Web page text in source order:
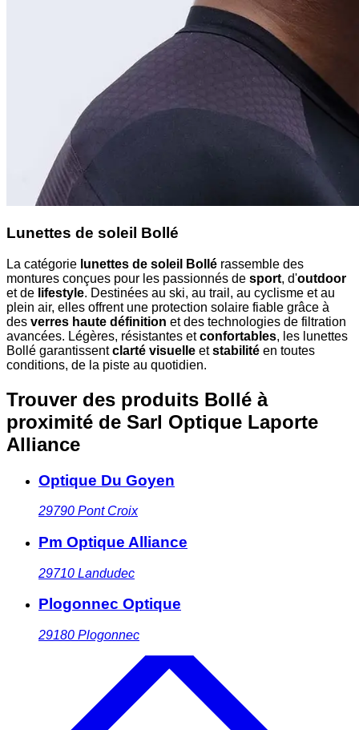
Lunettes de soleil Bollé
La catégorie lunettes de soleil Bollé rassemble des
montures conçues pour les passionnés de sport, d'outdoor
et de lifestyle. Destinées au ski, au trail, au cyclisme et au
plein air, elles offrent une protection solaire fiable grâce à
des verres haute définition et des technologies de filtration
avancées. Légères, résistantes etconfortables, les lunettes
Bollé garantissentclarté visuelle etstabilité en toutes
conditions, de la piste au quotidien.
Trouver des produits Bollé à
proximité de Sarl Optique Laporte
Alliance
Optique Du Goyen
29790 Pont Croix
Pm Optique Alliance
29710 Landudec
Plogonnec Optique
29180 Plogonnec